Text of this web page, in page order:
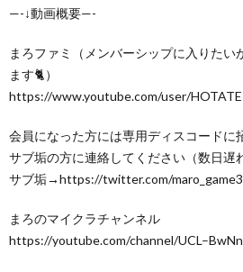
—-↓動画概要—-
まろファミ（メンバーシップに入りたい
ます🐈）
https://www.youtube.com/user/
会員になった方には専用ディスコードに
サブ垢の方に連絡してください（数日遅
サブ垢→https://twitter.com/maro_game3
まろのマイクラチャンネル
https://youtube.com/channel/